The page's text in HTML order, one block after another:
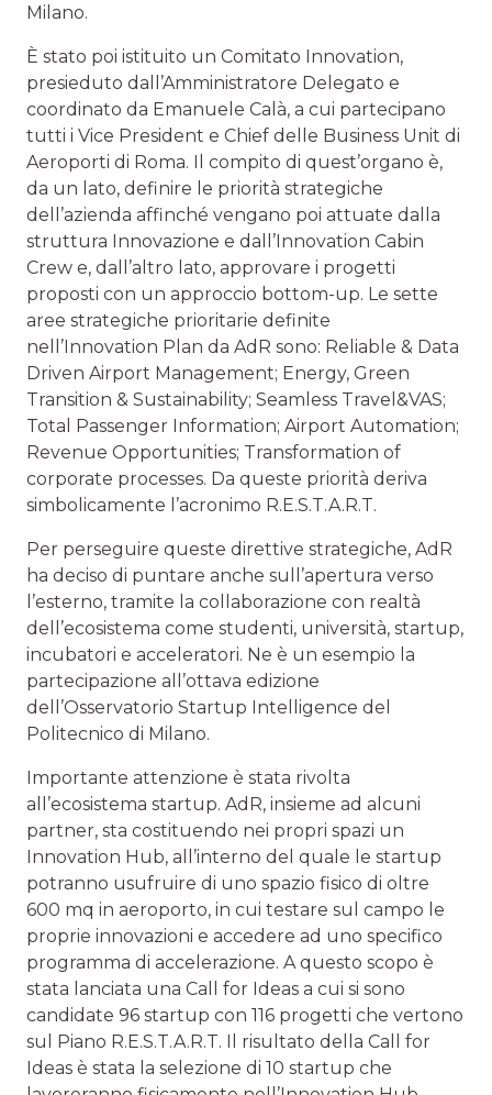
Milano.
È stato poi istituito un Comitato Innovation,
presieduto dall’Amministratore Delegato e
coordinato da Emanuele Calà, a cui partecipano
tutti i Vice President e Chief delle Business Unit di
Aeroporti di Roma. Il compito di quest’organo è,
da un lato, definire le priorità strategiche
dell’azienda affinché vengano poi attuate dalla
struttura Innovazione e dall’Innovation Cabin
Crew e, dall’altro lato, approvare i progetti
proposti con un approccio bottom-up. Le sette
aree strategiche prioritarie definite
nell’Innovation Plan da AdR sono: Reliable & Data
Driven Airport Management; Energy, Green
Transition & Sustainability; Seamless Travel&VAS;
Total Passenger Information; Airport Automation;
Revenue Opportunities; Transformation of
corporate processes. Da queste priorità deriva
simbolicamente l’acronimo R.E.S.T.A.R.T.
Per perseguire queste direttive strategiche, AdR
ha deciso di puntare anche sull’apertura verso
l’esterno, tramite la collaborazione con realtà
dell’ecosistema come studenti, università, startup,
incubatori e acceleratori. Ne è un esempio la
partecipazione all’ottava edizione
dell’Osservatorio Startup Intelligence del
Politecnico di Milano.
Importante attenzione è stata rivolta
all’ecosistema startup. AdR, insieme ad alcuni
partner, sta costituendo nei propri spazi un
Innovation Hub, all’interno del quale le startup
potranno usufruire di uno spazio fisico di oltre
600 mq in aeroporto, in cui testare sul campo le
proprie innovazioni e accedere ad uno specifico
programma di accelerazione. A questo scopo è
stata lanciata una Call for Ideas a cui si sono
candidate 96 startup con 116 progetti che vertono
sul Piano R.E.S.T.A.R.T. Il risultato della Call for
Ideas è stata la selezione di 10 startup che